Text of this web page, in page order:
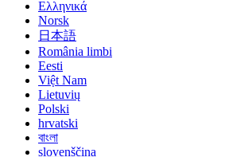
Ελληνικά
Norsk
日本語
România limbi
Eesti
Việt Nam
Lietuvių
Polski
hrvatski
বাংলা
slovenščina